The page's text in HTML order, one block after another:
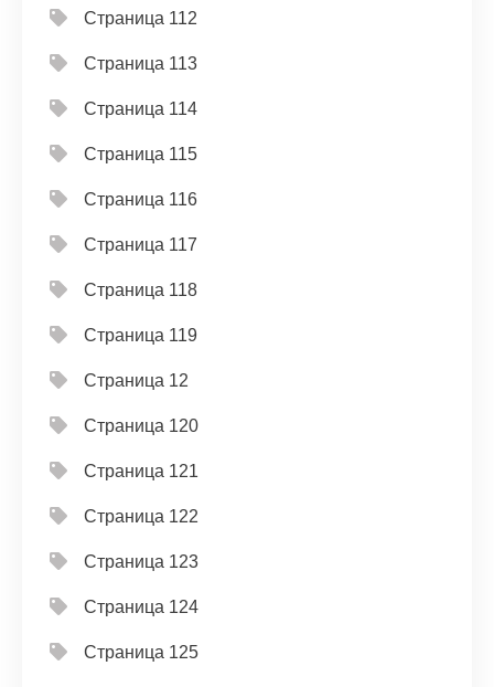
Страница 112
Страница 113
Страница 114
Страница 115
Страница 116
Страница 117
Страница 118
Страница 119
Страница 12
Страница 120
Страница 121
Страница 122
Страница 123
Страница 124
Страница 125